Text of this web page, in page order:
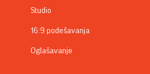
Studio
16:9 podešavanja
Oglašavanje